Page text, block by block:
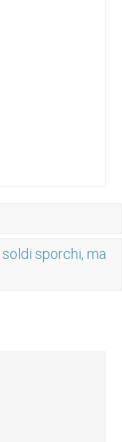
soldi sporchi, ma